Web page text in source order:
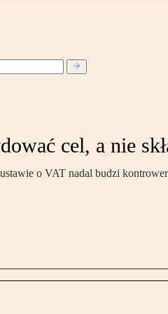
cel, a nie
o VAT nadal budzi